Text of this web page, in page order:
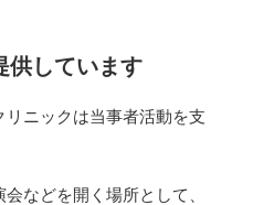
供しています
ニックは当事者活動を支
などを開く場所として、